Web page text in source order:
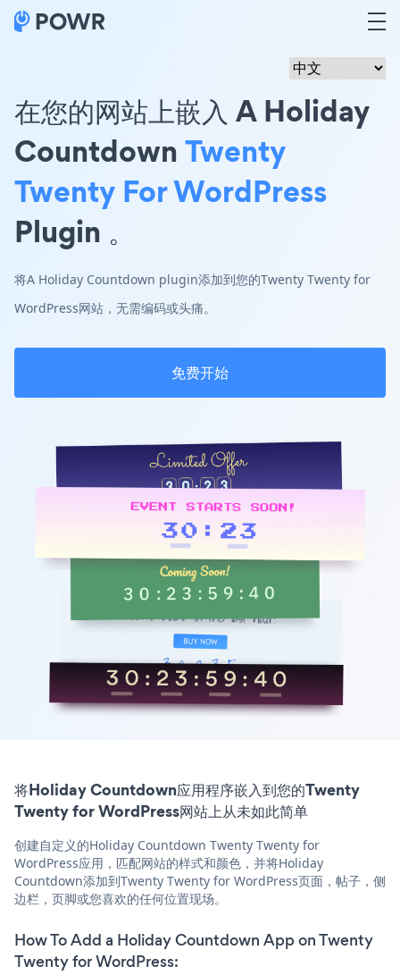
在您的网站上嵌入 A Holiday
CountdownTwenty
Twenty For WordPress
Plugin 。
将A Holiday Countdown plugin添加到您的Twenty Twenty for
WordPress网站，无需编码或头痛。
免费开始
将Holiday Countdown应用程序嵌入到您的Twenty
Twenty for WordPress网站上从未如此简单
创建自定义的Holiday Countdown Twenty Twenty for
WordPress应用，匹配网站的样式和颜色，并将Holiday
Countdown添加到Twenty Twenty for WordPress页面，帖子，侧
边栏，页脚或您喜欢的任何位置现场。
How To Add a Holiday Countdown App on Twenty
Twenty for WordPress: